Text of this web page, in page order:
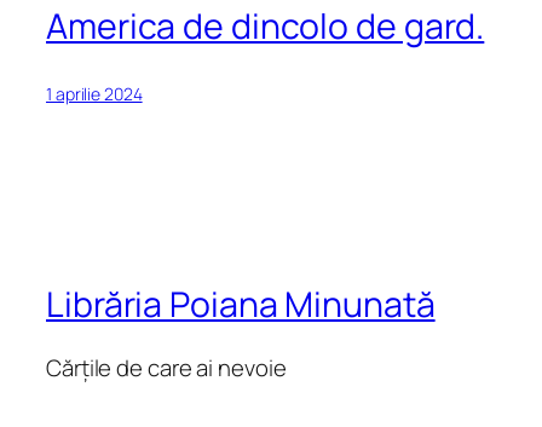
America de dincolo de gard.
1 aprilie 2024
Librăria Poiana Minunată
Cărțile de care ai nevoie